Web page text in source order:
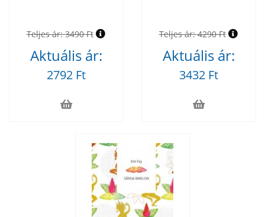
Teljes ár:3490 Ft
Aktuális ár:
2792 Ft
Teljes ár:4290 Ft
Aktuális ár:
3432 Ft